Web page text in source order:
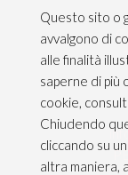
Questo sito o
avvalgono di
alle finalità
saperne di più
cookie,
Chiudendo
cliccando su
altra maniera,